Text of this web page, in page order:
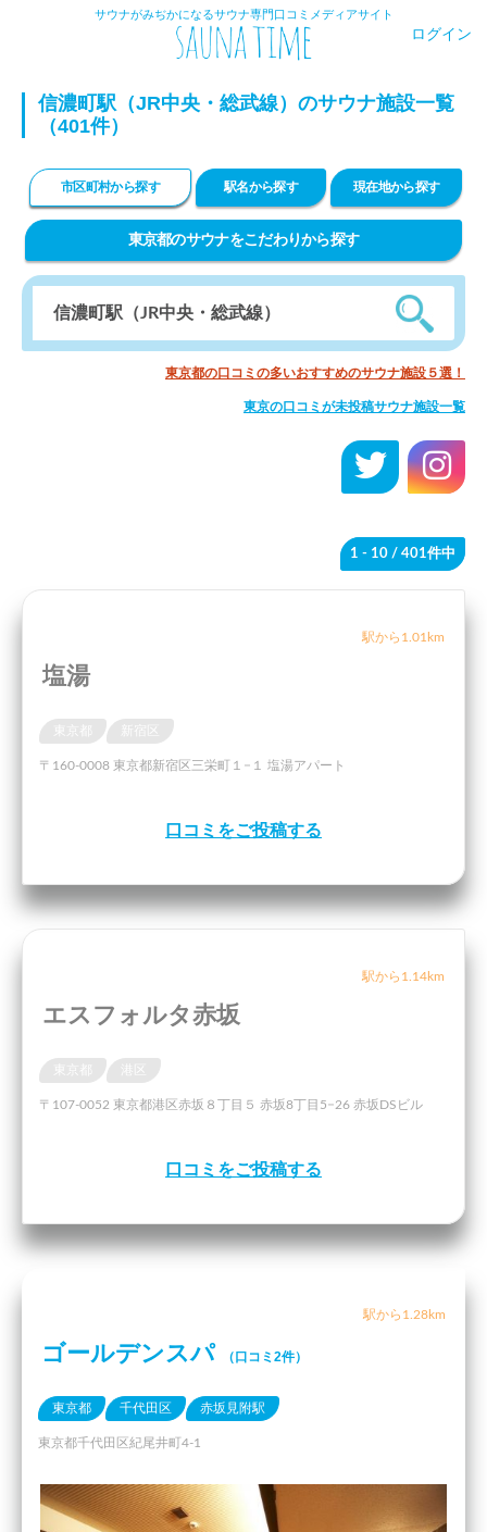
サウナがみぢかになるサウナ専門口コミメディアサイト
ログイン
信濃町駅（JR中央・総武線）のサウナ施設一覧
（401件）
市区町村から探す 駅名から探す 現在地から探す
東京都のサウナをこだわりから探す
東京都の口コミの多いおすすめのサウナ施設５選！
東京の口コミが未投稿サウナ施設一覧
1 - 10 / 401件中
駅から1.01km
塩湯
東京都 新宿区
〒160-0008 東京都新宿区三栄町１−１ 塩湯アパート
口コミをご投稿する
駅から1.14km
エスフォルタ赤坂
東京都 港区
〒107-0052 東京都港区赤坂８丁目５ 赤坂8丁目5−26 赤坂DSビル
口コミをご投稿する
駅から1.28km
ゴールデンスパ （口コミ2件）
東京都 千代田区 赤坂見附駅
東京都千代田区紀尾井町4-1